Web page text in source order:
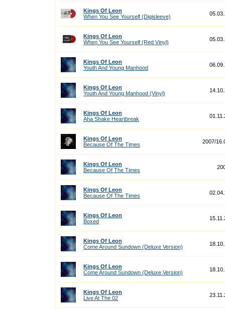
Kings Of Leon
When You See Yourself (Digisleeve)
Kings Of Leon
When You See Yourself (Red Vinyl)
Kings Of Leon
Youth And Young Manhood
Kings Of Leon
Youth And Young Manhood (Vinyl)
Kings Of Leon
Aha Shake Heartbreak
Kings Of Leon
Because Of The Times
2007/
Kings Of Leon
Because Of The Times
Kings Of Leon
Because Of The Times
Kings Of Leon
Boxed
Kings Of Leon
Come Around Sundown (Deluxe Version)
Kings Of Leon
Come Around Sundown (Deluxe Version)
Kings Of Leon
Live At The 02